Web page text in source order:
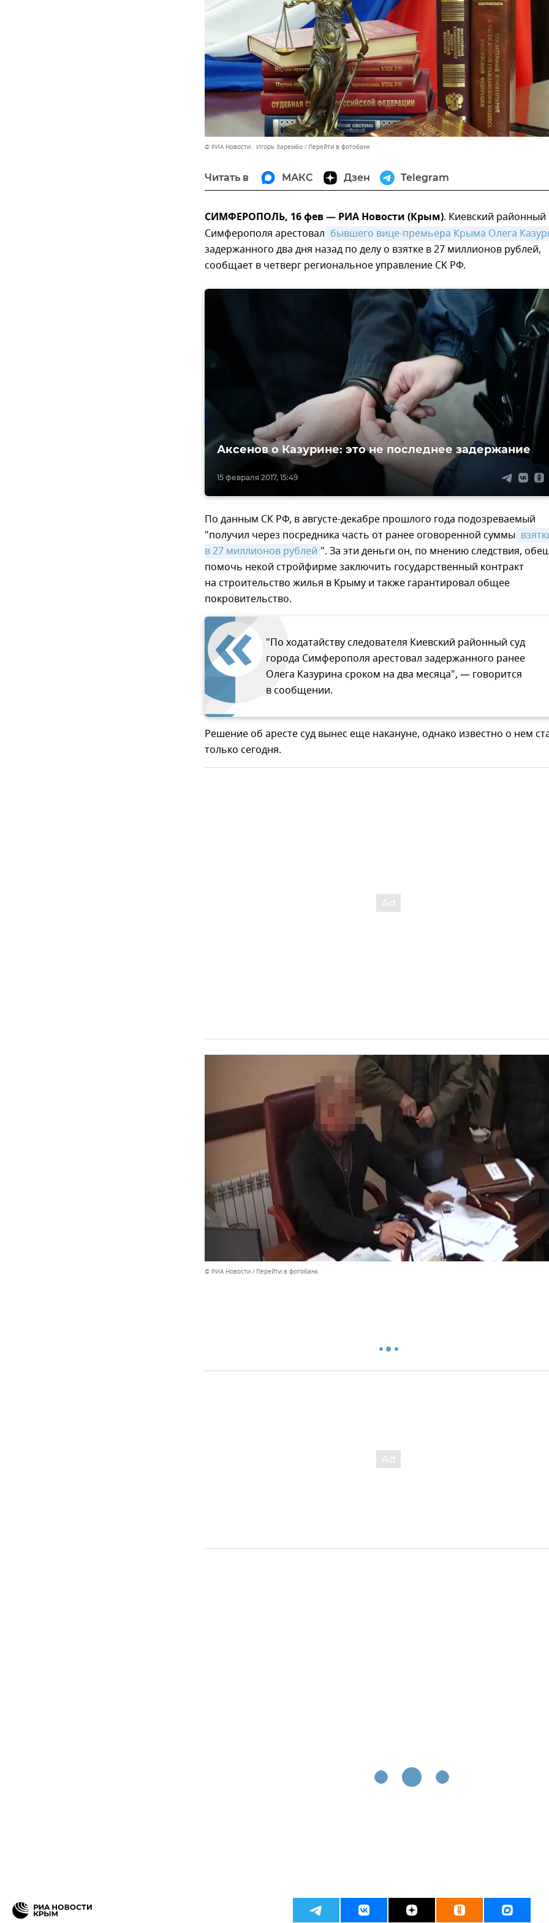
© РИА Новости . Игорь Зарембо Перейти в фотобанк
Читать в МАКС Дзен Telegram
СИМФЕРОПОЛЬ, 16 фев — РИА Новости (Крым). Киевский районный
Симферополя арестовал бывшего вице-премьера Крыма Олега
задержанного два дня назад по делу о взятке в 27 миллионов рублей,
сообщает в четверг региональное управление СК РФ.
15 февраля 2017, 15:49
Аксенов о Казурине: это не последнее задержание
По данным СК РФ, в августе-декабре прошлого года подозреваемый
"получил через посредника часть от ранее оговоренной суммы
в 27 миллионов рублей ". За эти деньги он, по мнению следствия,
помочь некой стройфирме заключить государственный контракт
на строительство жилья в Крыму и также гарантировал общее
покровительство.
"По ходатайству следователя Киевский районный суд
города Симферополя арестовал задержанного ранее
Олега Казурина сроком на два месяца", — говорится
в сообщении.
Решение об аресте суд вынес еще накануне, однако известно о нем
только сегодня.
© РИА Новости Перейти в фотобанк